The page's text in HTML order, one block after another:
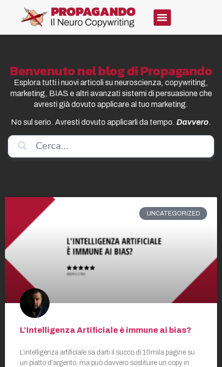
Benvenuto nel blog di Propagando
Esplora tutti i nuovi articoli su neuroscienza, copywriting,
marketing, BIAS e altri avanzati sistemi di persuasione che
avresti già dovuto applicare al tuo marketing.
No sul serio. Avresti dovuto applicarli da tempo. Davvero.
UNCATEGORIZED
L’Intelligenza Artificiale è immune ai bias?
L’intelligenza artificiale sa darti il succo di 10mila pagine su
un piatto d’argento, ma può davvero sostituire un copy in